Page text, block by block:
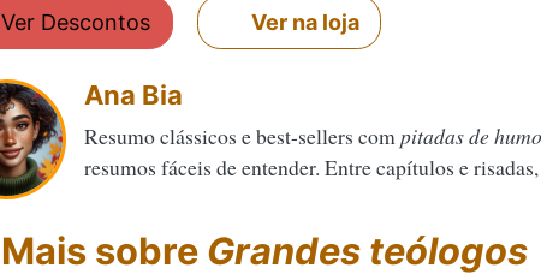
Ver Descontos Ver na loja
Ana Bia
Resumo clássicos e best-sellers compitadas de
resumos fáceis de entender. Entre capítulos e
Mais sobre Grandes teólogos